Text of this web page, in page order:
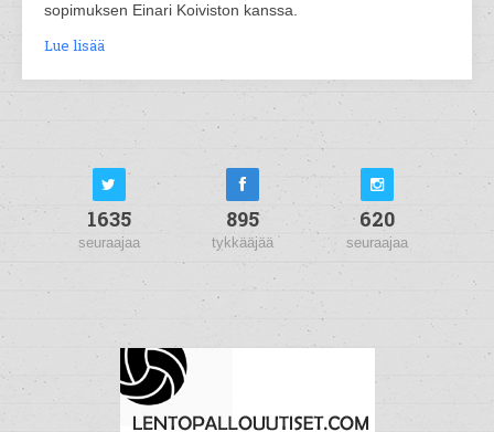
sopimuksen Einari Koiviston kanssa.
Lue lisää
1635
seuraajaa
895
tykkääjää
620
seuraajaa